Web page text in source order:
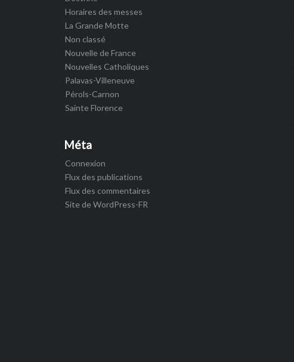
Horaires des messes
La Grande Motte
Non classé
Nouvelle de France
Nouvelles Catholiques
Palavas-Villeneuve
Pérols-Carnon
Sainte Florence
Méta
Connexion
Flux des publications
Flux des commentaires
Site de WordPress-FR